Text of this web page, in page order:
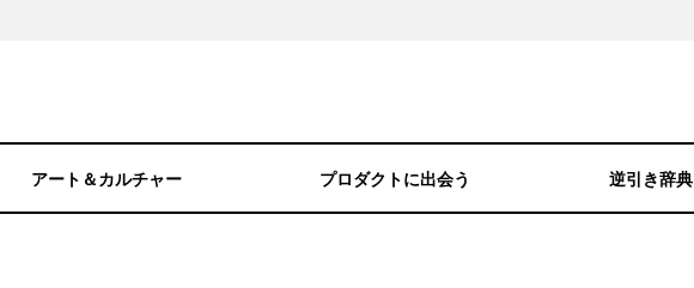
アート＆カルチャー プロダクトに出会う 逆引き辞典